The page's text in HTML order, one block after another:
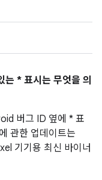
* 표시는 무엇을 의
버그 ID 옆에 * 표
관한 업데이트는
기기용 최신 바이너